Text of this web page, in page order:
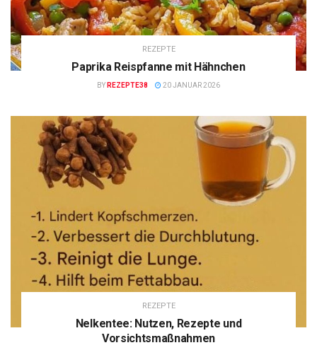
REZEPTE
Paprika Reispfanne mit Hähnchen
BY REZEPTE38 20 JANUAR 2026
REZEPTE
Nelkentee: Nutzen, Rezepte und
Vorsichtsmaßnahmen